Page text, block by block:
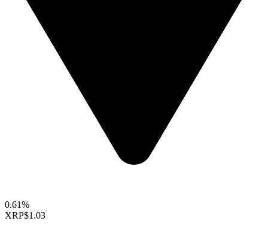
0.61%
XRP$1.03